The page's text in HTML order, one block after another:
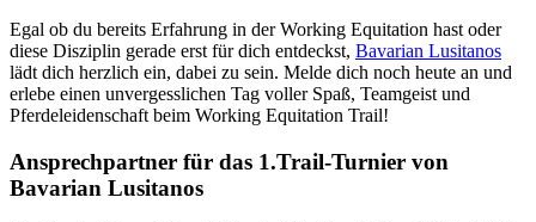
Egal ob du bereits Erfahrung in der Working Equitation hast oder
diese Disziplin gerade erst für dich entdeckst, Bavarian Lusitanos
lädt dich herzlich ein, dabei zu sein. Melde dich noch heute an und
erlebe einen unvergesslichen Tag voller Spaß, Teamgeist und
Pferdeleidenschaft beim Working Equitation Trail!
Ansprechpartner für das 1.Trail-Turnier von
Bavarian Lusitanos